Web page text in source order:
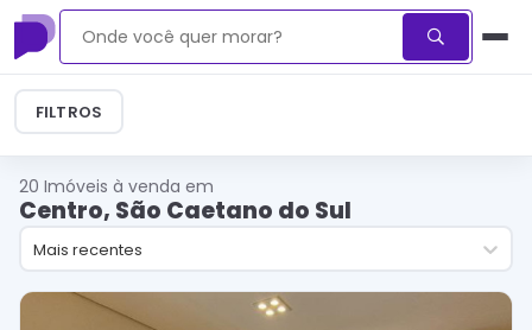
FILTROS
20 Imóveis à venda em
Centro, São Caetano do Sul
Mais recentes